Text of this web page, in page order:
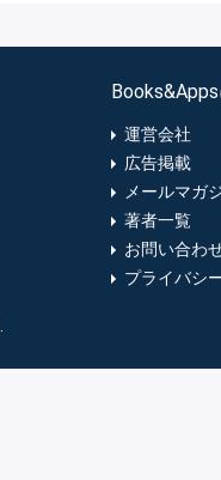
運営会社
広告掲載
メールマガ
著者一覧
お問い合わ
プライバシ